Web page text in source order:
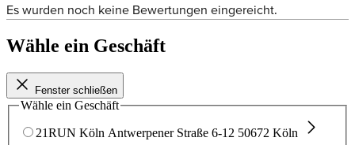
Wähle ein Geschäft
Fenster schließen
Wähle ein Geschäft
21RUN Köln Antwerpener Straße 6-12 50672 Köln